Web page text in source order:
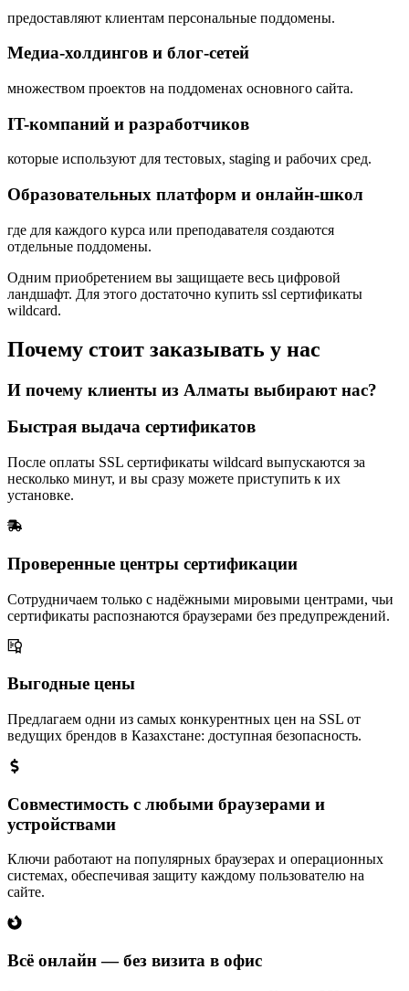
предоставляют клиентам персональные поддомены.
Медиа-холдингов и блог-сетей
множеством проектов на поддоменах основного сайта.
IT-компаний и разработчиков
которые используют для тестовых, staging и рабочих сред.
Образовательных платформ и онлайн-школ
где для каждого курса или преподавателя создаются
отдельные поддомены.
Одним приобретением вы защищаете весь цифровой
ландшафт. Для этого достаточно купить ssl сертификаты
wildcard.
Почему стоит заказывать у нас
И почему клиенты из Алматы выбирают нас?
Быстрая выдача сертификатов
После оплаты SSL сертификаты wildcard выпускаются за
несколько минут, и вы сразу можете приступить к их
установке.
Проверенные центры сертификации
Сотрудничаем только с надёжными мировыми центрами, чьи
сертификаты распознаются браузерами без предупреждений.
Выгодные цены
Предлагаем одни из самых конкурентных цен на SSL от
ведущих брендов в Казахстане: доступная безопасность.
Совместимость с любыми браузерами и
устройствами
Ключи работают на популярных браузерах и операционных
системах, обеспечивая защиту каждому пользователю на
сайте.
Всё онлайн — без визита в офис